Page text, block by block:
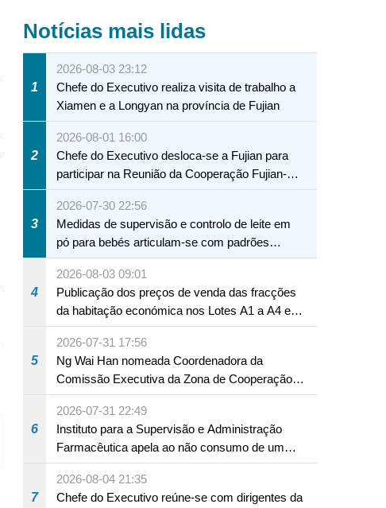
Notícias mais lidas
1
2026-08-03 23:12
Chefe do Executivo realiza visita de trabalho a
Xiamen e a Longyan na província de Fujian
2
2026-08-01 16:00
Chefe do Executivo desloca-se a Fujian para
participar na Reunião da Cooperação Fujian-
Macau
3
2026-07-30 22:56
Medidas de supervisão e controlo de leite em
pó para bebés articulam-se com padrões
internacionais Serviços interdepartamentais
envidam esforços para assegurar a saúde dos
bebés e crianças, assim como a segurança
alimentar
4
2026-08-03 09:01
Publicação dos preços de venda das fracções
da habitação económica nos Lotes A1 a A4 e
A12 da Zona A dos Novos Aterros
5
2026-07-31 17:56
Ng Wai Han nomeada Coordenadora da
Comissão Executiva da Zona de Cooperação
Aprofundada entre Guangdong e Macau em
Hengqin
6
2026-07-31 22:49
Instituto para a Supervisão e Administração
Farmacêutica apela ao não consumo de um
produto com substâncias medicamentosas
ocidentais
7
2026-08-04 21:35
Chefe do Executivo reúne-se com dirigentes da